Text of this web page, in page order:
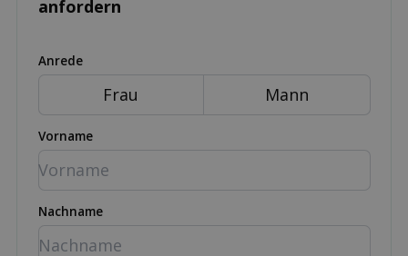
anfordern
Anrede
Frau Mann
Vorname
Nachname